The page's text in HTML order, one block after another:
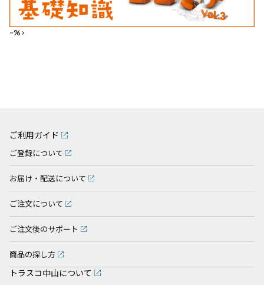
--%>
ご利用ガイド
ご登録について
お届け・配送について
ご注文について
ご注文後のサポート
商品の探し方
トラスコ中山について